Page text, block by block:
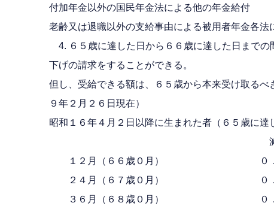
付加年金以外の国民年金法による他の年金給付
老齢又は退職以外の支給事由による被用者年金各法
4. ６５歳に達した日から６６歳に達した日までの
下げの請求をすることができる。
但し、受給できる額は、６５歳から本来受け取る
９年２月２６日現在）
昭和１６年４月２日以降に生まれた者（６５歳に達
減額
１２月（６６歳０月） ０．
２４月（６７歳０月） ０．
３６月（６８歳０月） ０．